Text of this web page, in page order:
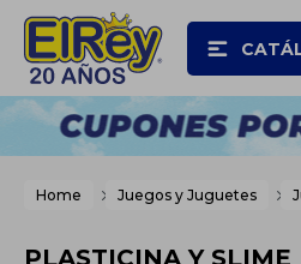
Home Juegos y Juguetes
PLASTICINA Y SLIME